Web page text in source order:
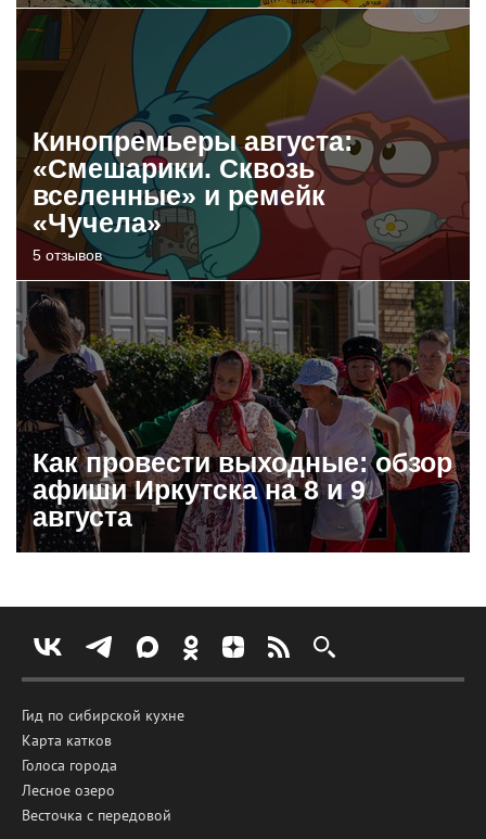
Кинопремьеры августа:
«Смешарики. Сквозь
вселенные» и ремейк
«Чучела»
5 отзывов
Как провести выходные: обзор
афиши Иркутска на 8 и 9
августа
Гид по сибирской кухне
Карта катков
Голоса города
Лесное озеро
Весточка с передовой